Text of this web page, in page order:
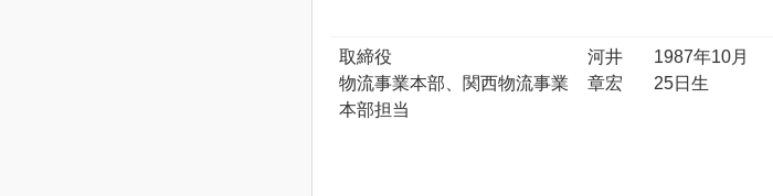
取締役
物流事業本部、関西物流事業
本部担当
河井
章宏
1987年10月
25日生